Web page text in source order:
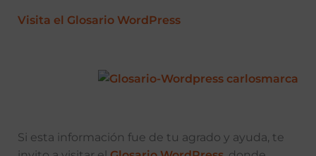
Visita el Glosario WordPress
Si esta información fue de tu agrado y ayuda, te